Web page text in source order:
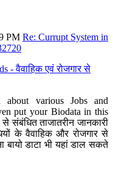
PM Re: Currupt System in
- वैवाहिक एवं रोजगार से
various Jobs and
put your Biodata in this
संबंधित ताजातरीन जानकारी
के वैवाहिक और रोजगार से
डाटा भी यहां डाल सकते